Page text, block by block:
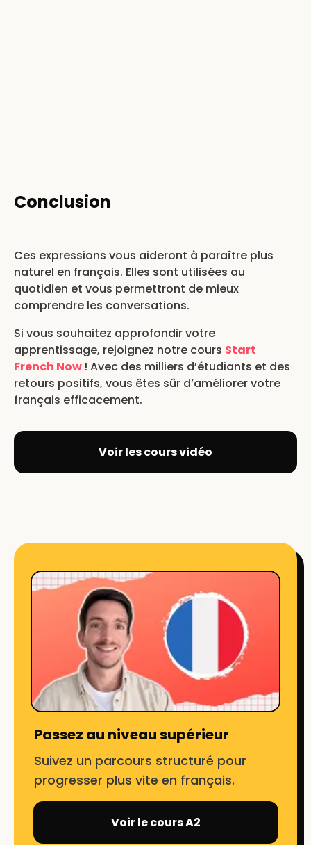
Conclusion
Ces expressions vous aideront à paraître plus
naturel en français. Elles sont utilisées au
quotidien et vous permettront de mieux
comprendre les conversations.
Si vous souhaitez approfondir votre
apprentissage, rejoignez notre cours Start
French Now ! Avec des milliers d’étudiants et des
retours positifs, vous êtes sûr d’améliorer votre
français efficacement.
Voir les cours vidéo
Passez au niveau supérieur
Suivez un parcours structuré pour
progresser plus vite en français.
Voir le cours A2